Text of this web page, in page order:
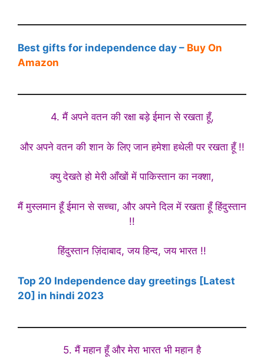
Best gifts for independence day – Buy On
Amazon
4. मैं अपने वतन की रक्षा बड़े ईमान से रखता हूँ,
और अपने वतन की शान के लिए जान हमेशा हथेली पर रखता हूँ !!
क्यु देखते हो मेरी आँखों में पाकिस्तान का नक्शा,
मैं मुस्लमान हूँ ईमान से सच्चा, और अपने दिल में रखता हूँ हिंदुस्तान
!!
हिंदुस्तान ज़िंदाबाद, जय हिन्द, जय भारत !!
Top 20 Independence day greetings [Latest
20] in hindi 2023
5. मैं महान हूँ और मेरा भारत भी महान है